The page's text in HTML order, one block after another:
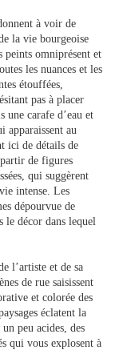
à voir de
la vie bourgeoise
peints omniprésent et
les nuances et les
étouffées,
pas à placer
une carafe d’eau et
apparaissent au
ici de détails de
de figures
qui suggèrent
intense. Les
dépourvue de
le décor dans lequel
l’artiste et de sa
de rue saisissent
et colorée des
éclatent la
peu acides, des
qui vous explosent à